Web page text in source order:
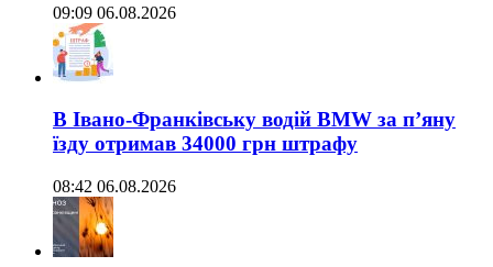
09:09 06.08.2026
В Івано-Франківську водій BMW за п’яну
їзду отримав 34000 грн штрафу
08:42 06.08.2026